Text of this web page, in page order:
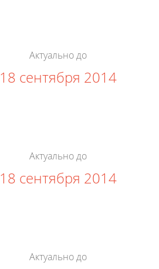
Актуально до
18 сентября 2014
Актуально до
18 сентября 2014
Актуально до